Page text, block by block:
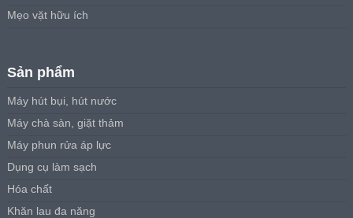
Mẹo vặt hữu ích
Sản phẩm
Máy hút bụi, hút nước
Máy chà sàn, giặt thảm
Máy phun rửa áp lực
Dụng cụ làm sạch
Hóa chất
Khăn lau đa năng